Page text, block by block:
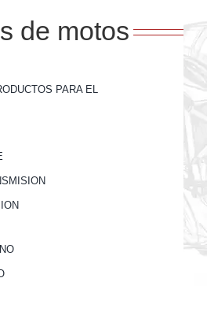
de motos
PARA EL